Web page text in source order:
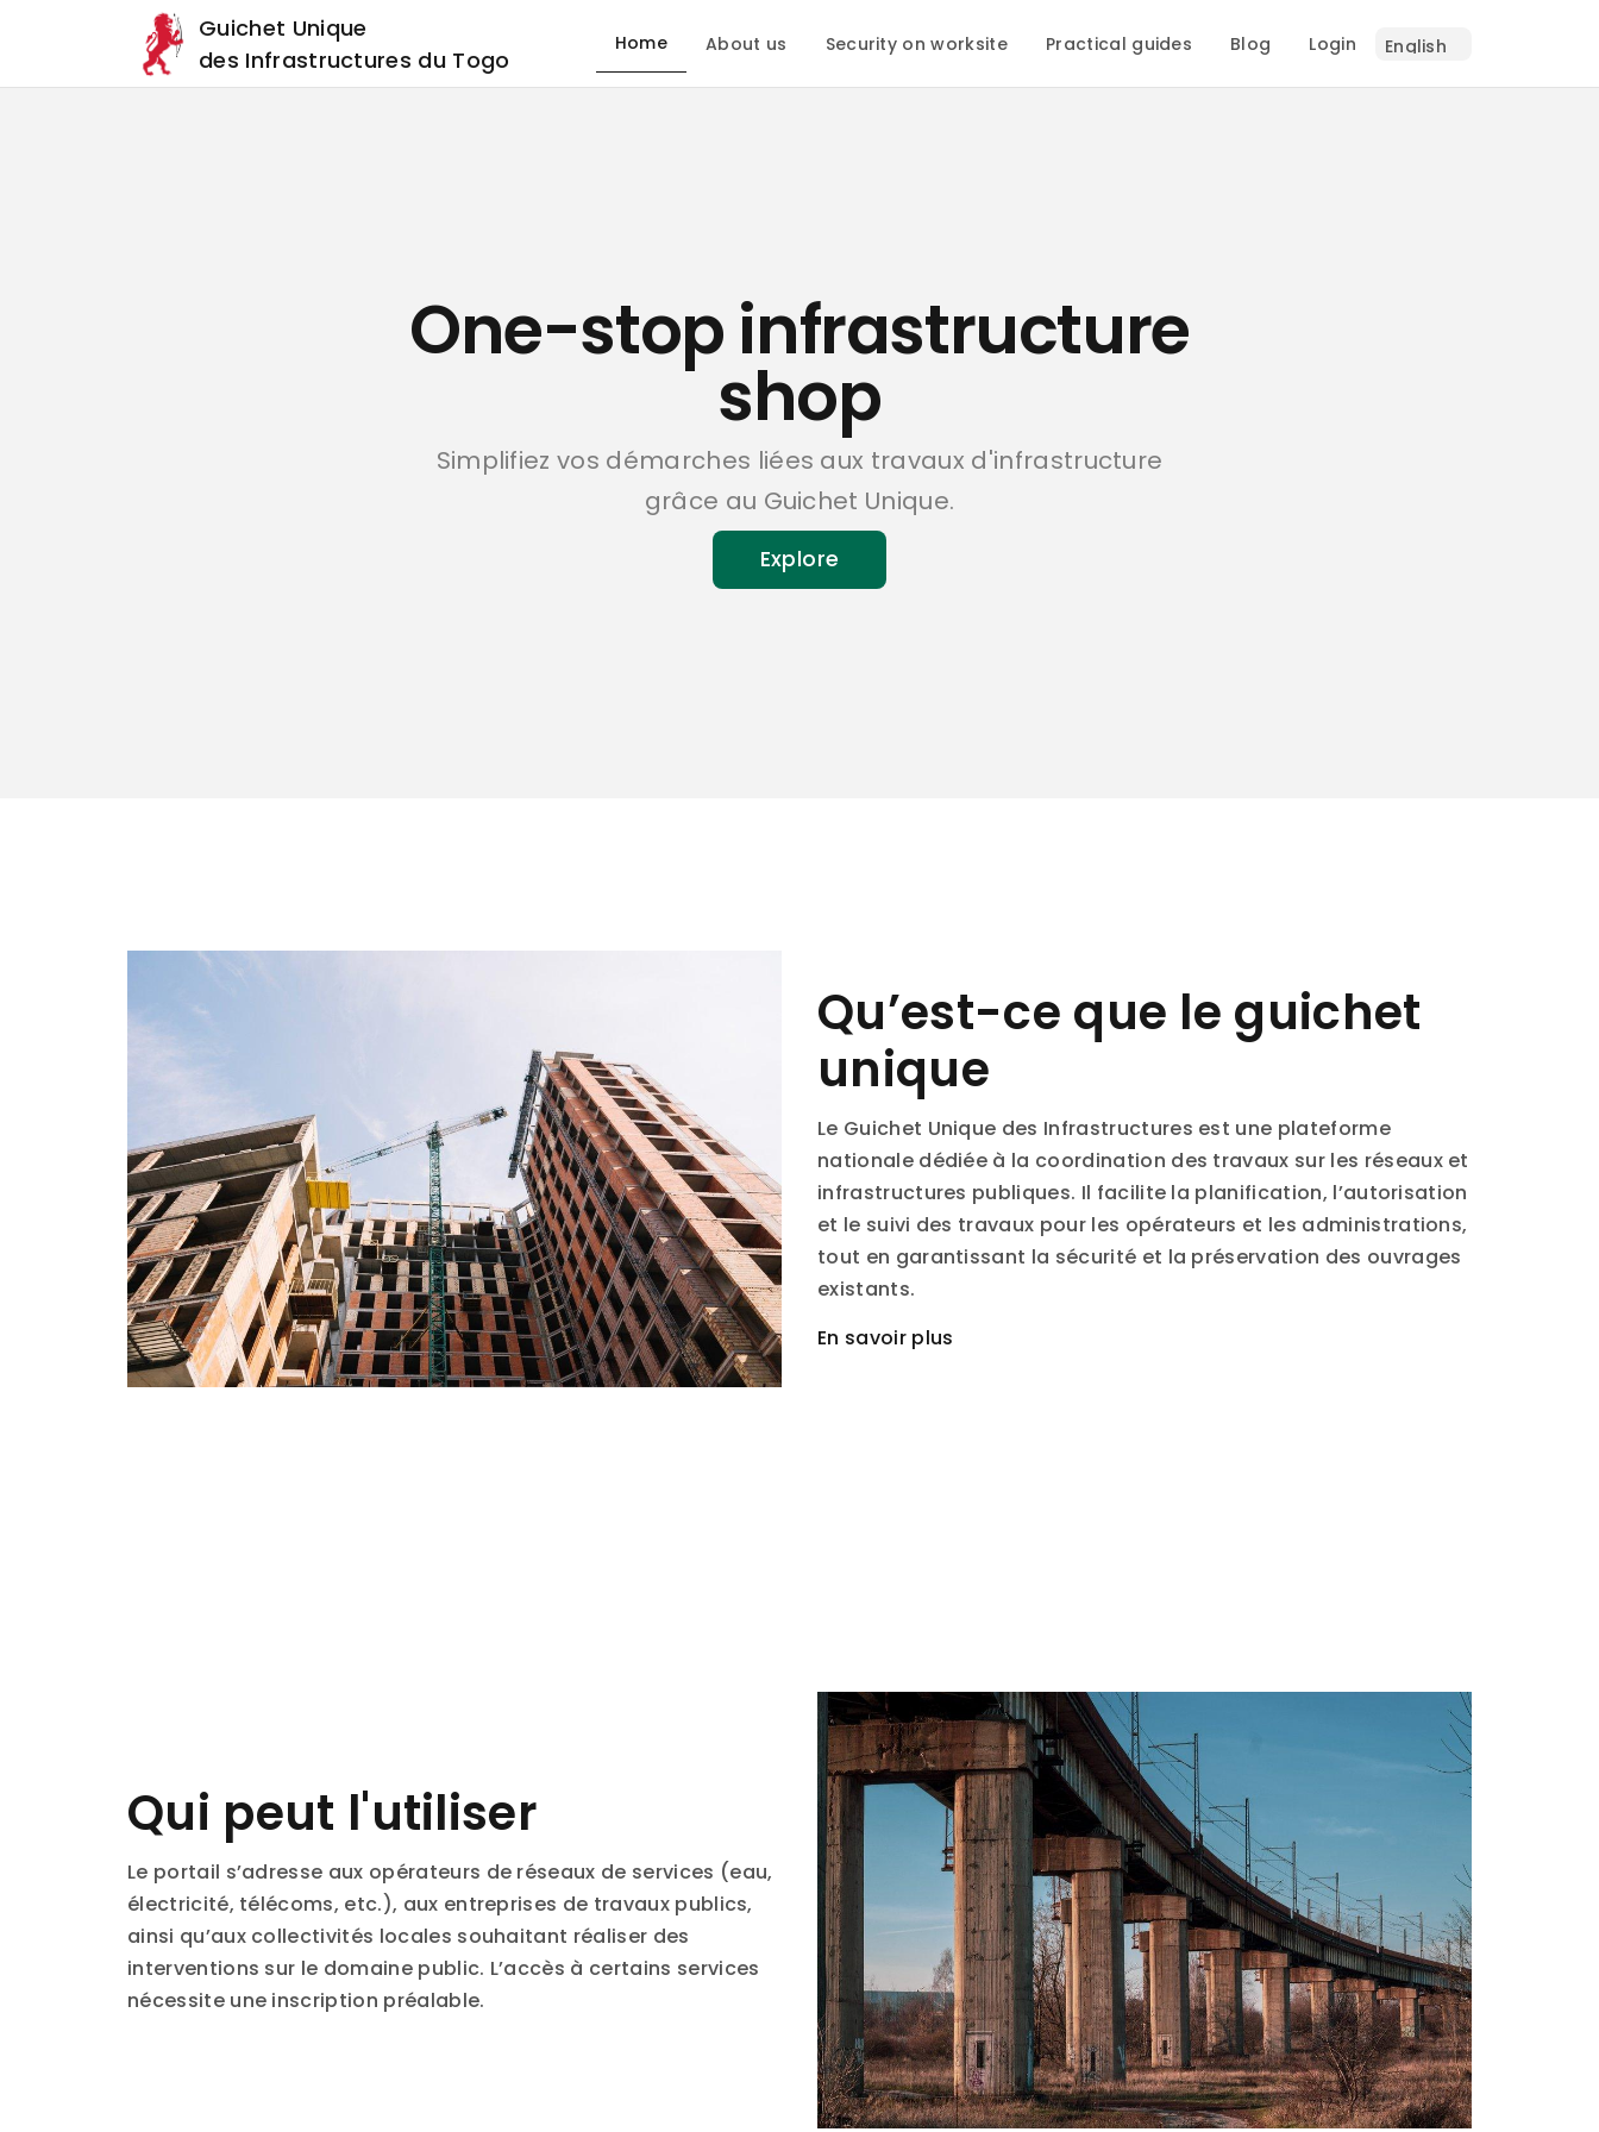
Guichet Unique
des Infrastructures du Togo
Home About us Security on worksite Practical guides Blog Login
One-stop infrastructure
shop
Simplifiez vos démarches liées aux travaux d'infrastructure
grâce au Guichet Unique.
Explore
Qu’est-ce que le guichet
unique
Le Guichet Unique des Infrastructures est une plateforme
nationale dédiée à la coordination des travaux sur les réseaux et
infrastructures publiques. Il facilite la planification, l’autorisation
et le suivi des travaux pour les opérateurs et les administrations,
tout en garantissant la sécurité et la préservation des ouvrages
existants.
En savoir plus
Qui peut l'utiliser
Le portail s’adresse aux opérateurs de réseaux de services (eau,
électricité, télécoms, etc.), aux entreprises de travaux publics,
ainsi qu’aux collectivités locales souhaitant réaliser des
interventions sur le domaine public. L’accès à certains services
nécessite une inscription préalable.